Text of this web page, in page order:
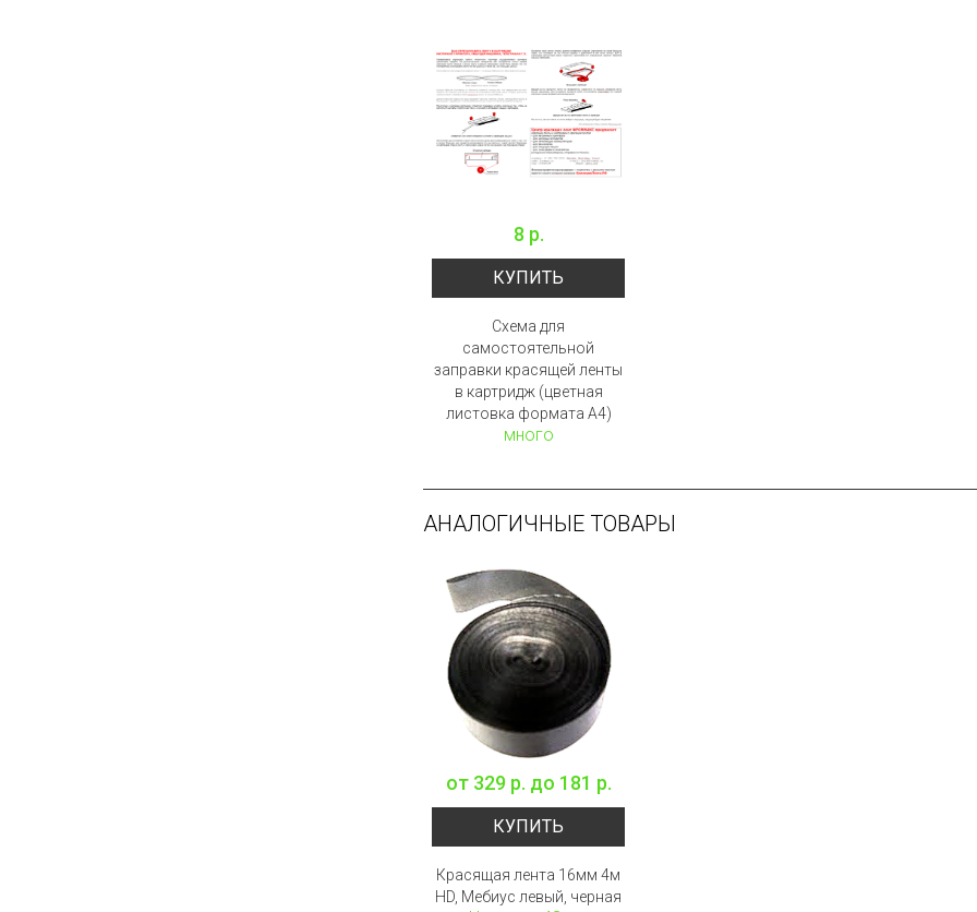
8 р.
КУПИТЬ
Схема для
самостоятельной
заправки красящей ленты
в картридж (цветная
листовка формата А4)
много
АНАЛОГИЧНЫЕ ТОВАРЫ
от 329 р. до 181 р.
КУПИТЬ
Красящая лента 16мм 4м
HD, Мебиус левый, черная